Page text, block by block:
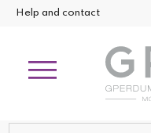
Help and contact